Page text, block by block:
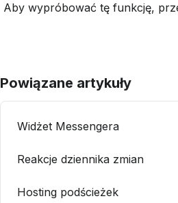
Aby wypróbować tę funkcję,
Powiązane artykuły
Widżet Messengera
Reakcje dziennika zmian
Hosting podścieżek